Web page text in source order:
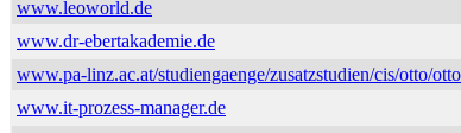
www.leoworld.de
www.dr-ebertakademie.de
www.pa-linz.ac.at/studiengaenge/zusatzstudien/cis/otto/
www.it-prozess-manager.de